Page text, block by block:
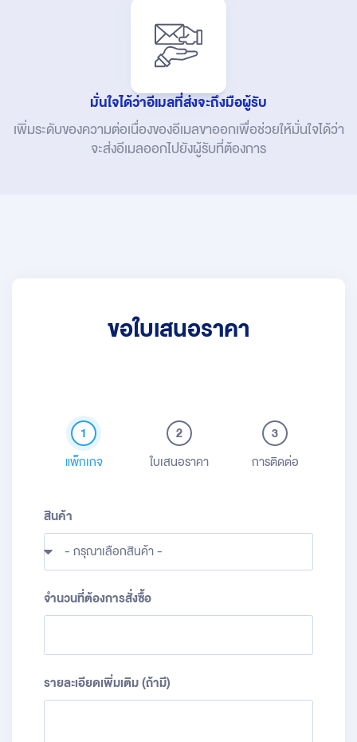
มั่นใจได้ว่าอีเมลที่ส่งจะถึงมือผู้รับ
เพิ่มระดับของความต่อเนื่องของอีเมลขาออกเพื่อช่วยให้มั่นใจได้ว่า
จะส่งอีเมลออกไปยังผู้รับที่ต้องการ
ขอใบเสนอราคา
1
แพ็กเกจ
2
ใบเสนอราคา
3
การติดต่อ
สินค้า
จำนวนที่ต้องการสั่งซื้อ
รายละเอียดเพิ่มเติม (ถ้ามี)